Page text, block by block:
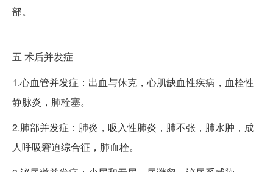
部。
五 术后并发症
1.心血管并发症：出血与休克，心肌缺血性疾病，血栓性
静脉炎，肺栓塞。
2.肺部并发症：肺炎，吸入性肺炎，肺不张，肺水肿，成
人呼吸窘迫综合征，肺血栓。